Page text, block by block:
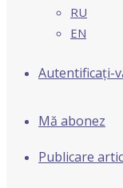
RU
EN
Autentificați-
Mă abonez
Publicare